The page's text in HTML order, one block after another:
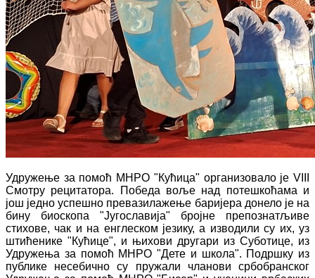
Удружење за помоћ МНРО "Кућица" организовало је VIII
Смотру рецитатора. Победа воље над потешкоћама и
још једно успешно превазилажење баријера донело је на
бину биоскопа "Југославија" бројне препознатљиве
стихове, чак и на енглеском језику, а изводили су их, уз
штићенике "Кућице", и њихови другари из Суботице, из
Удружења за помоћ МНРО "Дете и школа". Подршку из
публике несебично су пружали чланови србобранског